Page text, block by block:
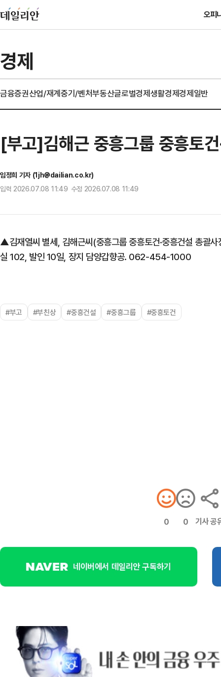
오피
경제
금융증권산업/재계중기/벤처부동산글로벌경제생활경제경제일반
[부고]김해근 중흥그룹 중흥토
임정희 기자 (1jh@dailian.co.kr)
입력 2026.07.08 11:49 수정 2026.07.08 11:49
▲김재열씨 별세, 김해근씨(중흥그룹 중흥토건·중흥건설 총괄
실 102, 발인 10일, 장지 담양갑향공. 062-454-1000
#부고 #부친상 #중흥건설 #중흥그룹 #중흥토건
0 0 기사 공
네이버에서 데일리안 구독하기